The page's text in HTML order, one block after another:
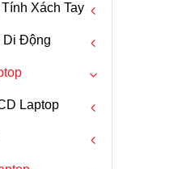
C
Tín Hiệu
PC
Targus
- Vali Targus
Targus
Xách Tay
Thinkpad
Di Động
Laptop